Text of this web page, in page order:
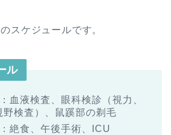
スケジュールです。
ル
血液検査、眼科検診（視力、
野検査）、鼠蹊部の剃毛
絶食、午後手術、ICU